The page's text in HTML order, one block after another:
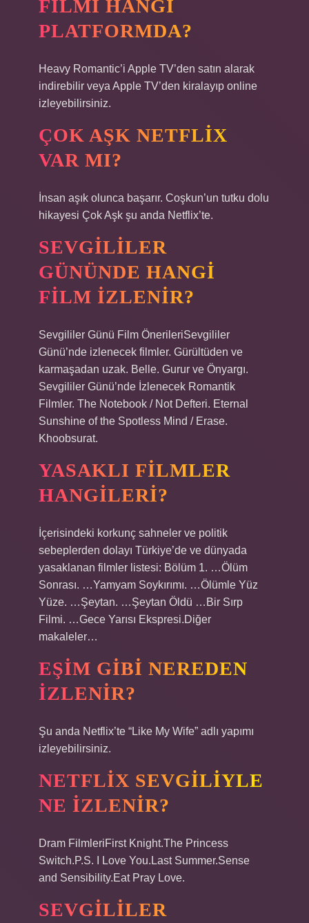
FILMI HANGI
PLATFORMDA?
Heavy Romantic’i Apple TV’den satın alarak
indirebilir veya Apple TV’den kiralayıp online
izleyebilirsiniz.
ÇOK AŞK NETFLIX
VAR MI?
İnsan aşık olunca başarır. Coşkun’un tutku dolu
hikayesi Çok Aşk şu anda Netflix’te.
SEVGILILER
GÜNÜNDE HANGI
FILM IZLENIR?
Sevgililer Günü Film ÖnerileriSevgililer
Günü’nde izlenecek filmler. Gürültüden ve
karmaşadan uzak. Belle. Gurur ve Önyargı.
Sevgililer Günü’nde İzlenecek Romantik
Filmler. The Notebook / Not Defteri. Eternal
Sunshine of the Spotless Mind / Erase.
Khoobsurat.
YASAKLI FILMLER
HANGILERI?
İçerisindeki korkunç sahneler ve politik
sebeplerden dolayı Türkiye’de ve dünyada
yasaklanan filmler listesi: Bölüm 1. …Ölüm
Sonrası. …Yamyam Soykırımı. …Ölümle Yüz
Yüze. …Şeytan. …Şeytan Öldü …Bir Sırp
Filmi. …Gece Yarısı Ekspresi.Diğer
makaleler…
EŞIM GIBI NEREDEN
IZLENIR?
Şu anda Netflix’te “Like My Wife” adlı yapımı
izleyebilirsiniz.
NETFLIX SEVGILIYLE
NE IZLENIR?
Dram FilmleriFirst Knight.The Princess
Switch.P.S. I Love You.Last Summer.Sense
and Sensibility.Eat Pray Love.
SEVGILILER